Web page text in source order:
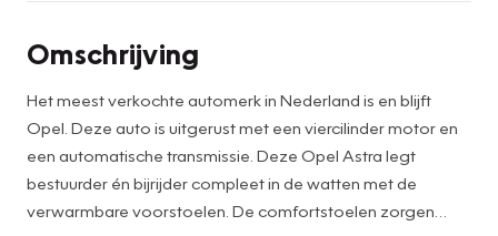
Omschrijving
Het meest verkochte automerk in Nederland is en blijft
Opel. Deze auto is uitgerust met een viercilinder motor en
een automatische transmissie. Deze Opel Astra legt
bestuurder én bijrijder compleet in de watten met de
verwarmbare voorstoelen. De comfortstoelen zorgen